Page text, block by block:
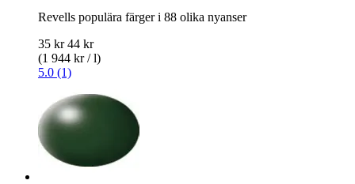
Revells populära färger i 88 olika nyanser
35 kr 44 kr
(1 944 kr / l)
5.0 (1)